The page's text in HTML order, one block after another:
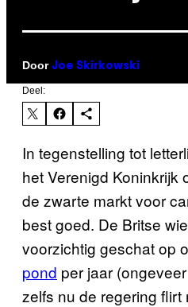
Door Joe Skirkowski
Deel:
In tegenstelling tot
het Verenigd Koninkrijk
de zwarte markt voor
best goed. De Britse
voorzichtig geschat op
pond per jaar
zelfs nu de regering flirt